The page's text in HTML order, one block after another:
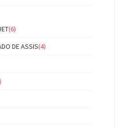
(6)
DE ASSIS(4)